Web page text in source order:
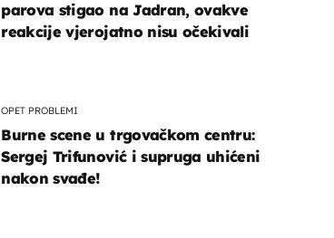
parova stigao na Jadran, ovakve
reakcije vjerojatno nisu očekivali
OPET PROBLEMI
Burne scene u trgovačkom centru:
Sergej Trifunović i supruga uhićeni
nakon svađe!